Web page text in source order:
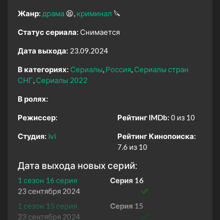
Жанр: драма 😫 криминал 🔪
Статус сериала: Снимается
Дата выхода: 23.09.2024
В категориях: Сериалы Россия Сериалы стран
СНГ Сериалы 2022
В ролях:
Режиссер:
Студия: ivi
Рейтинг IMDb: 0 из 10
Рейтинг Кинопоиска:
7.6 из 10
Дата выхода новых серий:
1 сезон 16 серия
Серия 16
23 сентября 2024
1 сезон 15 серия
Серия 15
23 сентября 2024